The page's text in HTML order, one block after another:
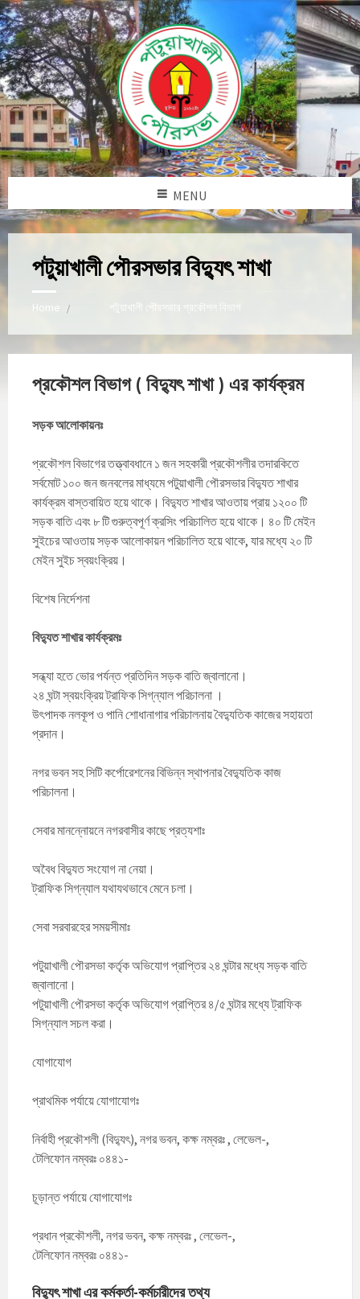
MENU
পটুয়াখালী পৌরসভার বিদ্যুৎ শাখা
Home পটুয়াখালী পৌরসভার প্রকৌশল বিভাগ
প্রকৌশল বিভাগ ( বিদ্যুৎ শাখা ) এর কার্যক্রম
সড়ক আলোকায়নঃ
প্রকৌশল বিভাগের তত্ত্বাবধানে ১ জন সহকারী প্রকৌশলীর তদারকিতে
সর্বমোট ১০০ জন জনবলের মাধ্যমে পটুয়াখালী পৌরসভার বিদ্যুত শাখার
কার্যক্রম বাস্তবায়িত হয়ে থাকে। বিদ্যুত শাখার আওতায় প্রায় ১২০০ টি
সড়ক বাতি এবং ৮ টি গুরুত্বপূর্ণ ক্রসিং পরিচালিত হয়ে থাকে। ৪০ টি মেইন
সুইচের আওতায় সড়ক আলোকায়ন পরিচালিত হয়ে থাকে, যার মধ্যে ২০ টি
মেইন সুইচ স্বয়ংক্রিয়‌।
বিশেষ নির্দেশনা
বিদ্যুত শাখার কার্যক্রমঃ
সন্ধ্যা হতে ভোর পর্যন্ত প্রতিদিন সড়ক বাতি জ্বালানো।
২৪ ঘন্টা স্বয়ংক্রিয় ট্রাফিক সিগ্‌ন্যাল পরিচালনা ।
উৎপাদক নলকূপ ও পানি শোধানাগার পরিচালনায় বৈদ্যুতিক কাজের সহায়তা
প্রদান।
নগর ভবন সহ সিটি কর্পোরেশনের বিভিন্ন স্থাপনার বৈদ্যুতিক কাজ
পরিচালনা।
সেবার মানন্নোয়নে নগরবাসীর কাছে প্রত্যশাঃ
অবৈধ বিদ্যুত সংযোগ না নেয়া।
ট্রাফিক সিগ্‌ন্যাল যথাযথভাবে মেনে চলা।
সেবা সরবারহের সময়সীমাঃ
পটুয়াখালী পৌরসভা কর্তৃক অভিযোগ প্রাপ্তির ২৪ ঘন্টার মধ্যে সড়ক বাতি
জ্বালানো।
পটুয়াখালী পৌরসভা কর্তৃক অভিযোগ প্রাপ্তির ৪/৫ ঘন্টার মধ্যে ট্রাফিক
সিগ্‌ন্যাল সচল করা।
যোগাযোগ
প্রাথমিক পর্যায়ে যোগাযোগঃ
নির্বাহী প্রকৌশলী (বিদ্যুৎ), নগর ভবন, কক্ষ নম্বরঃ , লেভেল-,
টেলিফোন নম্বরঃ ০৪৪১-
চূড়ান্ত পর্যায়ে যোগাযোগঃ
প্রধান প্রকৌশলী, নগর ভবন, কক্ষ নম্বরঃ , লেভেল-,
টেলিফোন নম্বরঃ ০৪৪১-
বিদ্যুৎ শাখাএর কর্মকর্তা-কর্মচারীদের তথ্য